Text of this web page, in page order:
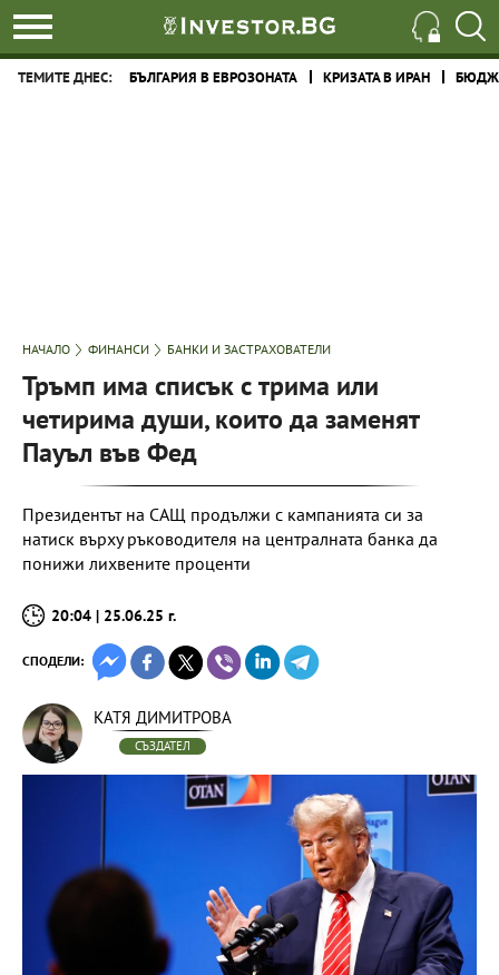
ТЕМИТЕ ДНЕС: БЪЛГАРИЯ В ЕВРОЗОНАТА КРИЗАТА В ИРАН
НАЧАЛО ФИНАНСИ БАНКИ И ЗАСТРАХОВАТЕЛИ
Тръмп има списък с трима или
четирима души, които да заменят
Пауъл във Фед
Президентът на САЩ продължи с кампанията си за
натиск върху ръководителя на централната банка да
понижи лихвените проценти
20:04 | 25.06.25 г.
СПОДЕЛИ:
КАТЯ ДИМИТРОВА
СЪЗДАТЕЛ